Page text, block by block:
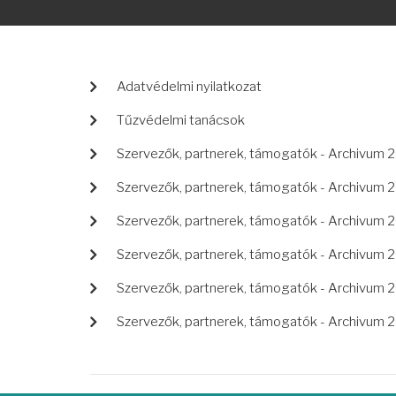
LÁBLÉC
Adatvédelmi nyilatkozat
Tűzvédelmi tanácsok
Szervezők, partnerek, támogatók - Archivum
Szervezők, partnerek, támogatók - Archivum
Szervezők, partnerek, támogatók - Archivum
Szervezők, partnerek, támogatók - Archivum
Szervezők, partnerek, támogatók - Archivum
Szervezők, partnerek, támogatók - Archivum